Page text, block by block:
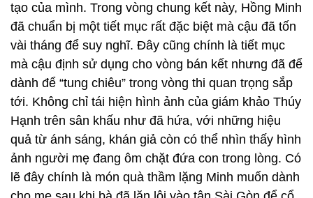
tạo của mình. Trong vòng chung kết này, Hồng Minh
đã chuẩn bị một tiết mục rất đặc biệt mà cậu đã tốn
vài tháng để suy nghĩ. Đây cũng chính là tiết mục
mà cậu định sử dụng cho vòng bán kết nhưng đã để
dành để “tung chiêu” trong vòng thi quan trọng sắp
tới. Không chỉ tái hiện hình ảnh của giám khảo Thúy
Hạnh trên sân khấu như đã hứa, với những hiệu
quả từ ánh sáng, khán giả còn có thể nhìn thấy hình
ảnh người mẹ đang ôm chặt đứa con trong lòng. Có
lẽ đây chính là món quà thầm lặng Minh muốn dành